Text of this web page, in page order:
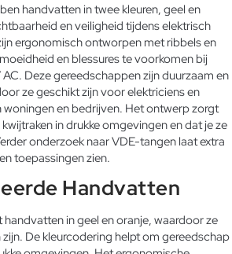
handvatten in twee kleuren, geel en
en veiligheid tijdens elektrisch
ergonomisch ontworpen met ribbels en
en blessures te voorkomen bij
Deze gereedschappen zijn duurzaam en
ze geschikt zijn voor elektriciens en
en bedrijven. Het ontwerp zorgt
in drukke omgevingen en dat je ze
onderzoek naar VDE-tangen laat extra
toepassingen zien.
Handvatten
in geel en oranje, waardoor ze
zijn. De kleurcodering helpt om gereedschap